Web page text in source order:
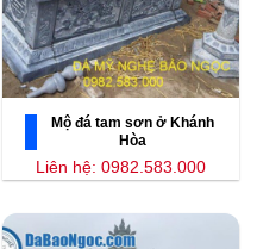
Mộ đá tam sơn ở Khánh
Hòa
Liên hệ: 0982.583.000